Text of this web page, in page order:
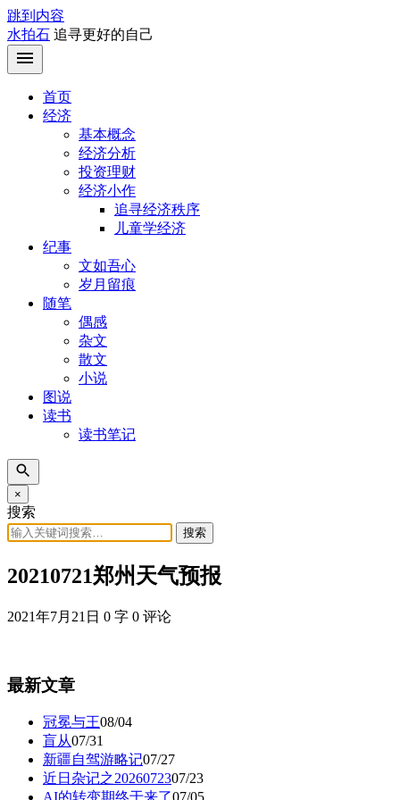
跳到内容
水拍石 追寻更好的自己
首页
经济
基本概念
经济分析
投资理财
经济小作
追寻经济秩序
儿童学经济
纪事
文如吾心
岁月留痕
随笔
偶感
杂文
散文
小说
图说
读书
读书笔记
×
搜索
搜索
20210721郑州天气预报
2021年7月21日 0 字 0 评论
最新文章
冠冕与王08/04
盲从07/31
新疆自驾游略记07/27
近日杂记之2026072307/23